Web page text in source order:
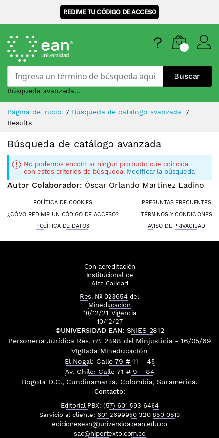
REDIME TU CÓDIGO DE ACCESO
Buscar
Búsqueda avanzada...
Skip
Content
Página de inicio
Búsqueda de catálogo avanzada
Results
Búsqueda de catálogo avanzada
No podemos encontrar ningún producto que coincida
con estos criterios de búsqueda. Modificar la búsqueda
Autor Colaborador: Óscar Orlando Martínez Ladino
POLÍTICA DE COOKIES
PREGUNTAS FRECUENTES
¿CÓMO REDIMIR UN CÓDIGO DE ACCESO?
TÉRMINOS Y CONDICIONES
POLÍTICA DE DATOS
AVISO DE PRIVACIDAD
Con acreditación
Institucional de
Alta Calidad
Res. Nº 023654 del
Mineducación
10/12/21, Vigencia
10/12/27
©UNIVERSIDAD EAN: SNIES 2812
Personería Jurídica Res. nº. 2898 del Minjusticia - 16/05/69
Vigilada Mineducación
El Nogal: Calle 79 # 11 - 45
Av. Chile: Calle 71 # 9 - 84
Bogotá D.C., Cundinamarca, Colombia, Suramérica.
Contacto:
Editorial PBX: (57) 601 593 6464
Servicio al cliente: 601 2699950 320 850 0513
edicionesean@universidadean.edu.co
sac@hipertexto.com.co